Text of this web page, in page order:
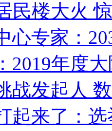
民楼大火
心专家：
2019年度
战发起人
起来了：